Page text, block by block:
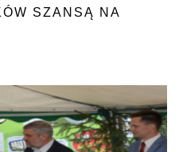
SZANSĄ NA